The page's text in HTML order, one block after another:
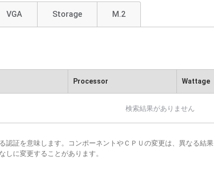
VGA Storage M.2
Processor Wattage
検索結果がありません
認証を意味します。コンポーネントやＣＰＵの変更は、異なる結
しに変更することがあります。